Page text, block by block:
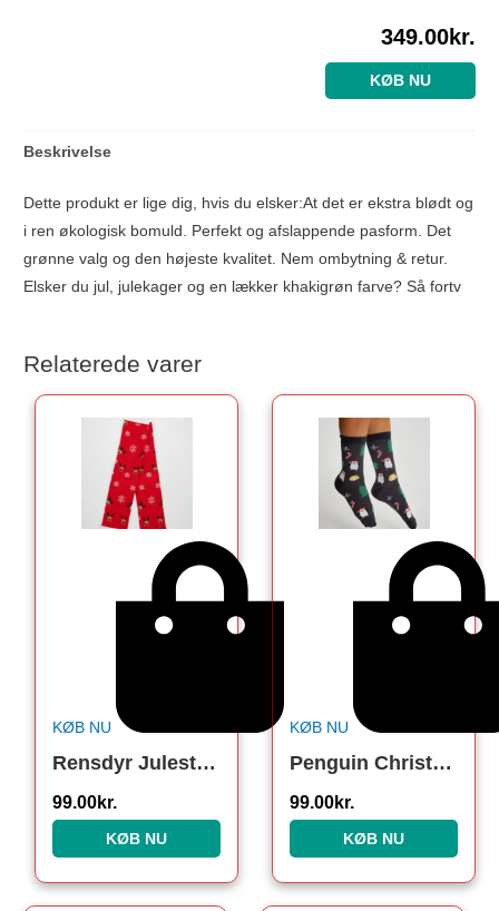
349.00kr.
KØB NU
Beskrivelse
Dette produkt er lige dig, hvis du elsker:At det er ekstra blødt og
i ren økologisk bomuld. Perfekt og afslappende pasform. Det
grønne valg og den højeste kvalitet. Nem ombytning & retur.
Elsker du jul, julekager og en lækker khakigrøn farve? Så fortv
Relaterede varer
KØB NU
Rensdyr Julestrømper. Julesokker
99.00kr.
KØB NU
KØB NU
Penguin Christmas Socks. Julesokker
99.00kr.
KØB NU